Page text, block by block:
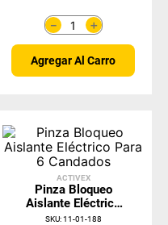
＋
－
Agregar Al Carro
ACTIVEX
Pinza Bloqueo
Aislante Eléctrico
Para 6 Candados
SKU:11-01-188